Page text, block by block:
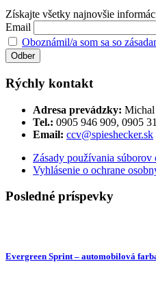
Získajte všetky najnovšie
Email
Oboznámil/a som sa so
Rýchly kontakt
Adresa prevádzky: Michal
Tel.: 0905 946 909, 0905
Email: ccv@spieshecker.sk
Zásady používania
Vyhlásenie o ochrane
Posledné príspevky
Evergreen Sprint – automobilová